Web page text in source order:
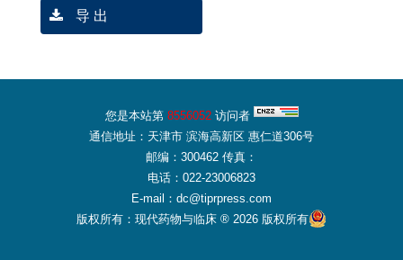
导 出
您是本站第 8556052访问者
通信地址：天津市 滨海高新区 惠仁道306号
邮编：300462 传真：
电话：022-23006823
E-mail：dc@tiprpress.com
版权所有：现代药物与临床 ® 2026 版权所有